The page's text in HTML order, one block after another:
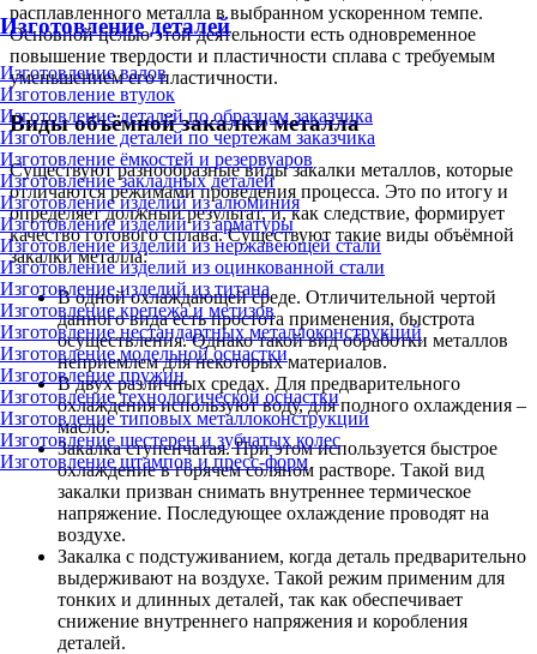
Изготовление деталей
Изготовление валов
Изготовление втулок
Изготовление деталей по образцам заказчика
Изготовление деталей по чертежам заказчика
Изготовление ёмкостей и резервуаров
Изготовление закладных деталей
Изготовление изделий из алюминия
Изготовление изделий из арматуры
Изготовление изделий из нержавеющей стали
Изготовление изделий из оцинкованной стали
Изготовление изделий из титана
Изготовление крепежа и метизов
Изготовление нестандартных металлоконструкций
Изготовление модельной оснастки
Изготовление пружин
Изготовление технологической оснастки
Изготовление типовых металлоконструкций
Изготовление шестерен и зубчатых колес
Изготовление штампов и пресс-форм
расплавленного металла в выбранном ускоренном темпе.
Основной целью этой деятельности есть одновременное
повышение твердости и пластичности сплава с требуемым
уменьшением его пластичности.
Виды объёмной закалки металла
Существуют разнообразные виды закалки металлов, которые
отличаются режимами проведения процесса. Это по итогу и
определяет должный результат, и, как следствие, формирует
качество готового сплава. Существуют такие виды объёмной
закалки металла:
В одной охлаждающей среде. Отличительной чертой
данного вида есть простота применения, быстрота
осуществления. Однако такой вид обработки металлов
неприемлем для некоторых материалов.
В двух различных средах. Для предварительного
охлаждения используют воду, для полного охлаждения –
масло.
Закалка ступенчатая. При этом используется быстрое
охлаждение в горячем соляном растворе. Такой вид
закалки призван снимать внутреннее термическое
напряжение. Последующее охлаждение проводят на
воздухе.
Закалка с подстуживанием, когда деталь предварительно
выдерживают на воздухе. Такой режим применим для
тонких и длинных деталей, так как обеспечивает
снижение внутреннего напряжения и коробления
деталей.